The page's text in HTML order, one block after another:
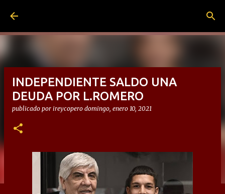
INDEPENDIENTE SALDO UNA
DEUDA POR L.ROMERO
publicado por ireycopero domingo, enero 10, 2021